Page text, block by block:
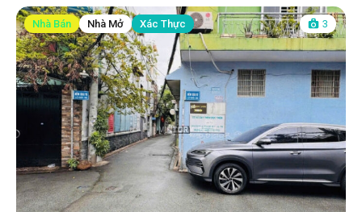
Nhà Bán Nhà Mở Xác Thực 3